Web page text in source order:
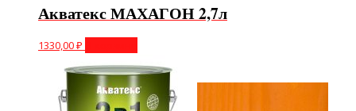
Акватекс МАХАГОН 2,7л
1330,00₽